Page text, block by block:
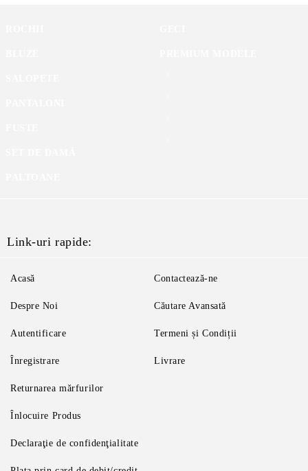
Link-uri rapide:
Acasă
Despre Noi
Autentificare
Înregistrare
Contactează-ne
Căutare Avansată
Termeni și Condiții
Livrare
Returnarea mărfurilor
Înlocuire Produs
Declaraţie de confidenţialitate